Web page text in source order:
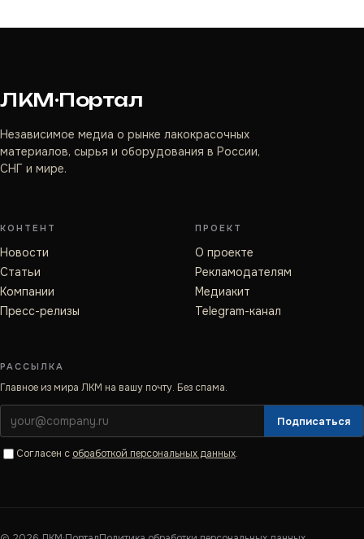
ЛКМ·Портал
Независимое медиа о рынке лакокрасочных
материалов, сырья и оборудования в России,
СНГ и мире.
КОНТЕНТ
Новости
Статьи
Компании
Пресс-релизы
ПРОЕКТ
О проекте
Рекламодателям
Медиакит
Telegram-канал
РАССЫЛКА
Главное из мира ЛКМ на вашу почту. Без спама.
Подписаться
Согласен с обработкой персональных данных.